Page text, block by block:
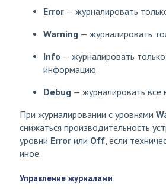
Error — журналировать
Warning — журналировать
Info — журналировать
информацию.
Debug — журналировать
При журналировании с уровнями
снижаться производительность
уровни Error или Off, если
иное.
Управление журналами